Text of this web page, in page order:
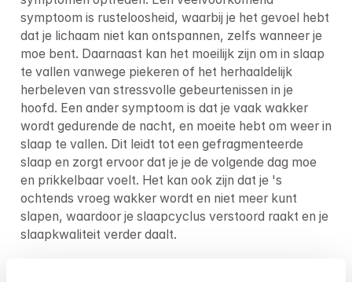
symptoom is rusteloosheid, waarbij je het gevoel hebt
dat je lichaam niet kan ontspannen, zelfs wanneer je
moe bent. Daarnaast kan het moeilijk zijn om in slaap
te vallen vanwege piekeren of het herhaaldelijk
herbeleven van stressvolle gebeurtenissen in je
hoofd. Een ander symptoom is dat je vaak wakker
wordt gedurende de nacht, en moeite hebt om weer in
slaap te vallen. Dit leidt tot een gefragmenteerde
slaap en zorgt ervoor dat je je de volgende dag moe
en prikkelbaar voelt. Het kan ook zijn dat je 's
ochtends vroeg wakker wordt en niet meer kunt
slapen, waardoor je slaapcyclus verstoord raakt en je
slaapkwaliteit verder daalt.